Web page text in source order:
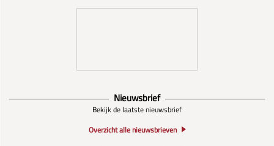
Nieuwsbrief
Bekijk de laatste nieuwsbrief
Overzicht alle nieuwsbrieven